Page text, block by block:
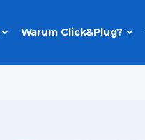
Warum Click&Plug?